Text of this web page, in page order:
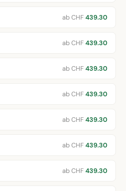
ab CHF439.30
ab CHF439.30
ab CHF439.30
ab CHF439.30
ab CHF439.30
ab CHF439.30
ab CHF439.30